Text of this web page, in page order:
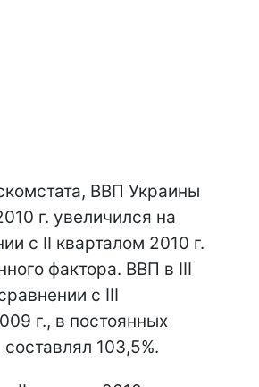
ВВП Украины
г. увеличился на
с II кварталом 2010 г.
фактора. ВВП в III
с III
г., в постоянных
103,5%.